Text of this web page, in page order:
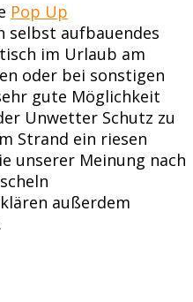
Pop Up
selbst aufbauendes
im Urlaub am
oder bei sonstigen
gute Möglichkeit
Unwetter Schutz zu
Strand ein riesen
unserer Meinung nach
außerdem